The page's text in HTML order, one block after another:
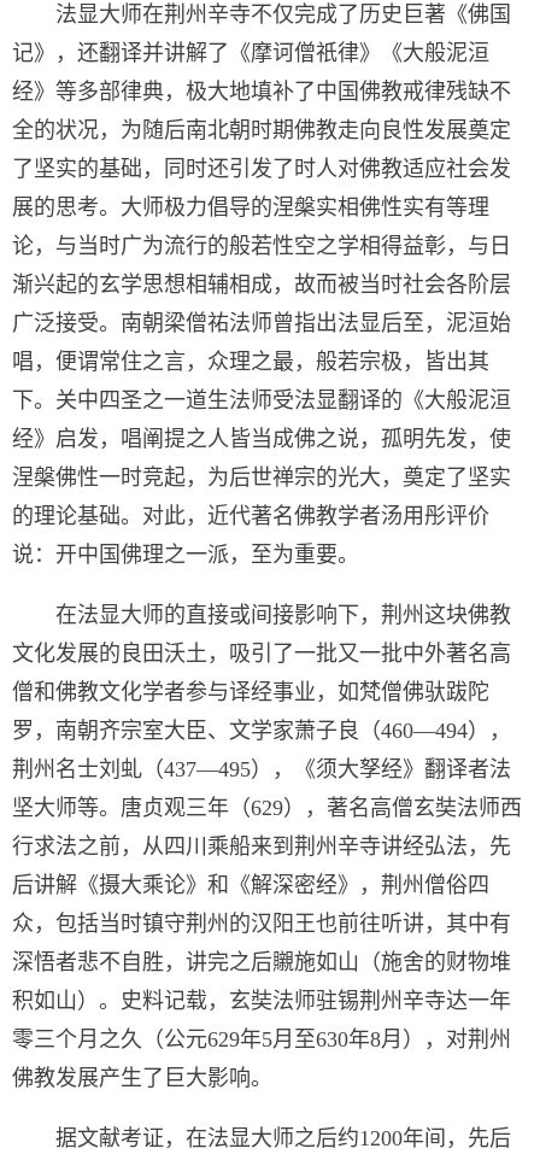
法显大师在荆州辛寺不仅完成了历史巨著《佛国
记》，还翻译并讲解了《摩诃僧祇律》《大般泥洹
经》等多部律典，极大地填补了中国佛教戒律残缺不
全的状况，为随后南北朝时期佛教走向良性发展奠定
了坚实的基础，同时还引发了时人对佛教适应社会发
展的思考。大师极力倡导的涅槃实相佛性实有等理
论，与当时广为流行的般若性空之学相得益彰，与日
渐兴起的玄学思想相辅相成，故而被当时社会各阶层
广泛接受。南朝梁僧祐法师曾指出法显后至，泥洹始
唱，便谓常住之言，众理之最，般若宗极，皆出其
下。关中四圣之一道生法师受法显翻译的《大般泥洹
经》启发，唱阐提之人皆当成佛之说，孤明先发，使
涅槃佛性一时竞起，为后世禅宗的光大，奠定了坚实
的理论基础。对此，近代著名佛教学者汤用彤评价
说：开中国佛理之一派，至为重要。
在法显大师的直接或间接影响下，荆州这块佛教
文化发展的良田沃土，吸引了一批又一批中外著名高
僧和佛教文化学者参与译经事业，如梵僧佛驮跋陀
罗，南朝齐宗室大臣、文学家萧子良（460—494），
荆州名士刘虬（437—495），《须大孥经》翻译者法
坚大师等。唐贞观三年（629），著名高僧玄奘法师西
行求法之前，从四川乘船来到荆州辛寺讲经弘法，先
后讲解《摄大乘论》和《解深密经》，荆州僧俗四
众，包括当时镇守荆州的汉阳王也前往听讲，其中有
深悟者悲不自胜，讲完之后䞋施如山（施舍的财物堆
积如山）。史料记载，玄奘法师驻锡荆州辛寺达一年
零三个月之久（公元629年5月至630年8月），对荆州
佛教发展产生了巨大影响。
据文献考证，在法显大师之后约1200年间，先后